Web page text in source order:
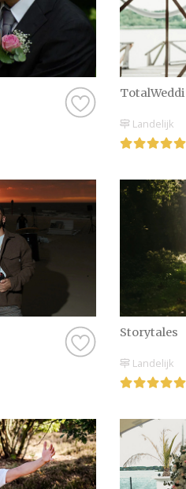
Landelijk
Storytales
Landelijk